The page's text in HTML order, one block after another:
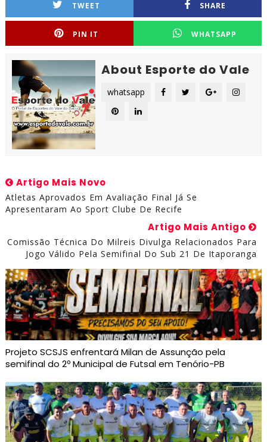
TWEET SHARE
PIN IT WHATSAPP
About Esporte do Vale
whatsapp
Artigo Mais Novo
Atletas Aprovados Em Avaliação Final Já Se
Apresentaram Ao Sport Clube De Recife
Artigo Mais Antigo
Comissão Técnica Do Milreis Divulga Relacionados Para
Jogo Válido Pela Semifinal Do Sub 21 De Itaporanga
Projeto SCSJS enfrentará Milan de Assunção pela
semifinal do 2º Municipal de Futsal em Tenório-PB